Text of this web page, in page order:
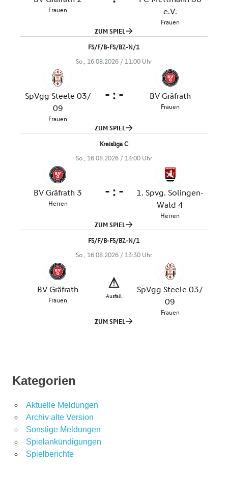
Kategorien
Aktuelle Meldungen
Archiv alte Version
Sonstige Meldungen
Spielankündigungen
Spielberichte